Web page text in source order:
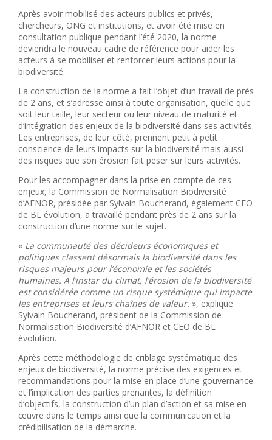
Après avoir mobilisé des acteurs publics et privés,
chercheurs, ONG et institutions, et avoir été mise en
consultation publique pendant l’été 2020, la norme
deviendra le nouveau cadre de référence pour aider les
acteurs à se mobiliser et renforcer leurs actions pour la
biodiversité.
La construction de la norme a fait l’objet d’un travail de près
de 2 ans, et s’adresse ainsi à toute organisation, quelle que
soit leur taille, leur secteur ou leur niveau de maturité et
d’intégration des enjeux de la biodiversité dans ses activités.
Les entreprises, de leur côté, prennent petit à petit
conscience de leurs impacts sur la biodiversité mais aussi
des risques que son érosion fait peser sur leurs activités.
Pour les accompagner dans la prise en compte de ces
enjeux, la Commission de Normalisation Biodiversité
d’AFNOR, présidée par Sylvain Boucherand, également CEO
de BL évolution, a travaillé pendant près de 2 ans sur la
construction d’une norme sur le sujet.
« La communauté des décideurs économiques et
politiques classent désormais la biodiversité dans les
risques majeurs pour l’économie et les sociétés
humaines. A l’instar du climat, l’érosion de la biodiversité
est considérée comme un risque systémique qui impacte
les entreprises et leurs chaînes de valeur. », explique
Sylvain Boucherand, président de la Commission de
Normalisation Biodiversité d’AFNOR et CEO de BL
évolution.
Après cette méthodologie de criblage systématique des
enjeux de biodiversité, la norme précise des exigences et
recommandations pour la mise en place d’une gouvernance
et l’implication des parties prenantes, la définition
d’objectifs, la construction d’un plan d’action et sa mise en
œuvre dans le temps ainsi que la communication et la
crédibilisation de la démarche.